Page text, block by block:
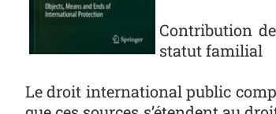
Contribution
statut familial
Le droit international public